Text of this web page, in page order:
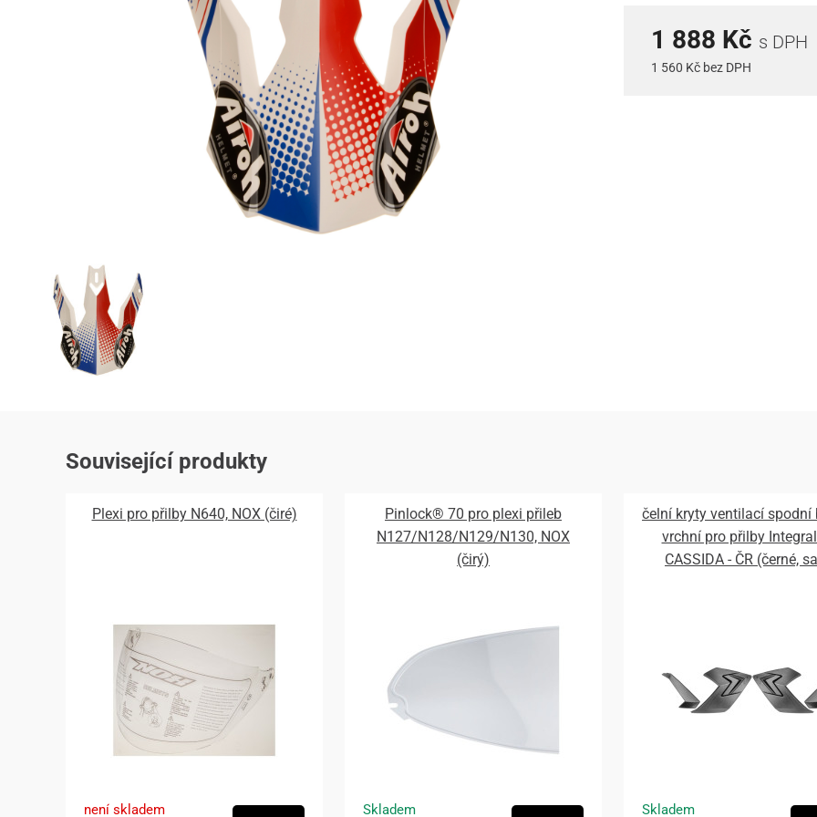
1 888 Kč s DPH
1 560 Kč bez DPH
Související produkty
Plexi pro přilby N640, NOX (čiré)
není skladem
Pinlock® 70 pro plexi přileb
N127/N128/N129/N130, NOX
(čirý)
Skladem
čelní kryty ventilací spodní
vrchní pro přilby
CASSIDA - ČR (černé,
Skladem